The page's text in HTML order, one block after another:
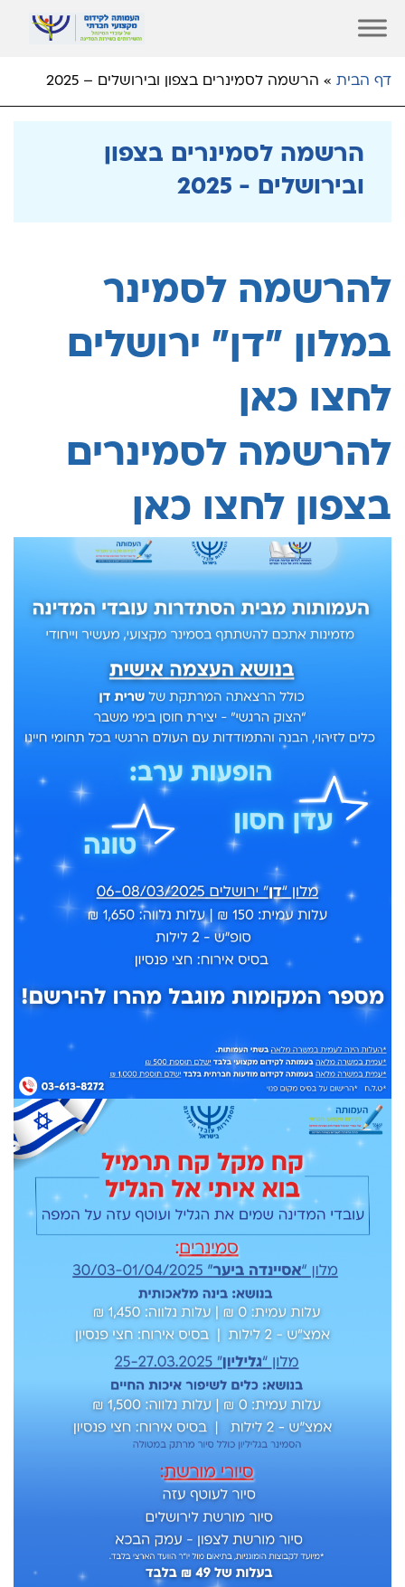
דף הבית » הרשמה לסמינרים בצפון ובירושלים – 2025
הרשמה לסמינרים בצפון
ובירושלים - 2025
להרשמה לסמינר
במלון "דן" ירושלים
לחצו כאן
להרשמה לסמינרים
בצפון לחצו כאן